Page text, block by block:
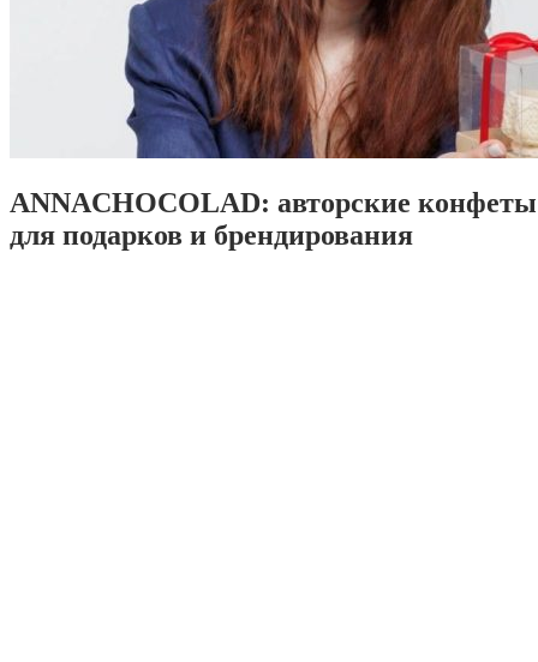
ANNACHOCOLAD: авторские
для подарков и брендирования